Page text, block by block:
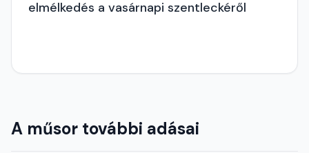
elmélkedés a vasárnapi szentleckéről
A műsor további adásai